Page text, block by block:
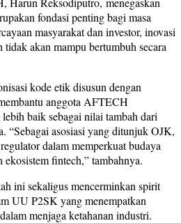
fondasi penting bagi masa
masyarakat dan investor, inovasi
akan mampu bertumbuh secara
kode etik disusun dengan
anggota AFTECH
baik sebagai nilai tambah dari
“Sebagai asosiasi yang ditunjuk OJK,
dalam memperkuat budaya
fintech,” tambahnya.
ini sekaligus mencerminkan spirit
UU P2SK yang menempatkan
menjaga ketahanan industri.